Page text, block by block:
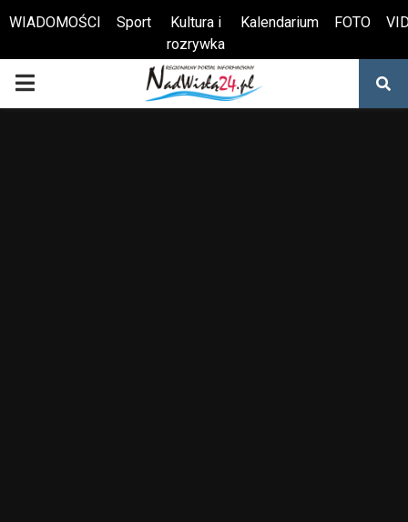
Otwórz pasek narzędzi
WIADOMOŚCI Sport
Kultura i
rozrywka
Kalendarium FOTO
PRIMARY